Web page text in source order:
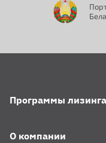
Программы лизинга
О компании